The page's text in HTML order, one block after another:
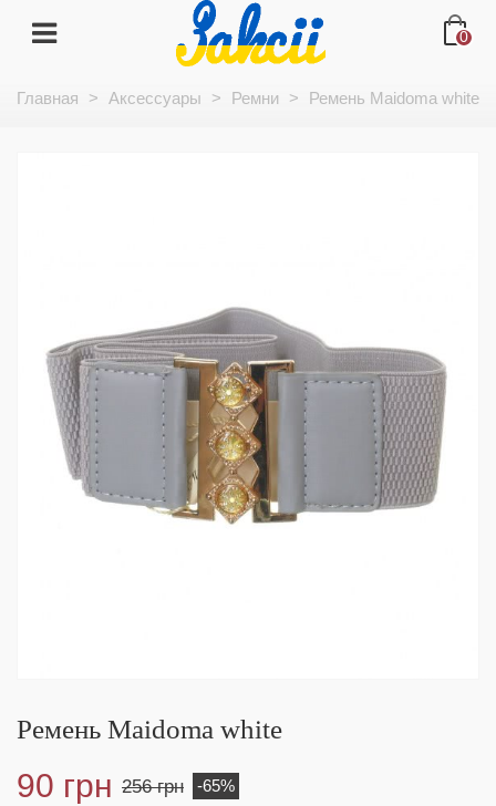
0
Главная > Аксессуары > Ремни > Ремень Maidoma white
Ремень Maidoma white
90 грн 256 грн -65%